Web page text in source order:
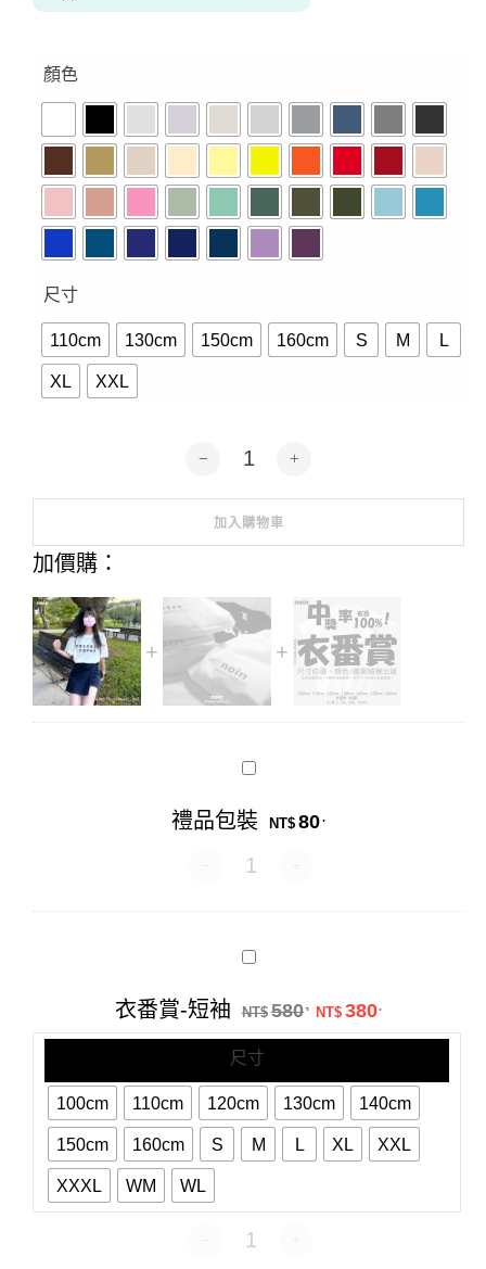
顏色
尺寸
110cm 130cm 150cm 160cm S M L
XL XXL
我要怎麼過生活不關你的事-短袖37色
加入購物車
Alternative:
加價購：
禮
裝
禮品包裝 NT$ 80.
禮品包裝 數量
衣
短
袖
衣番賞-短袖 NT$ 580. 原始價格：
NT$ 380.目前價格
尺寸
100cm 110cm 120cm 130cm 140cm
150cm 160cm S M L XL XXL
XXXL WM WL
衣番賞-短袖 數量